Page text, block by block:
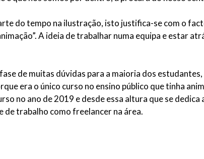
do tempo na ilustração, isto justifica-se com o
A ideia de trabalhar numa equipa e estar
de muitas dúvidas para a maioria dos estudantes,
era o único curso no ensino público que tinha
no ano de 2019 e desde essa altura que se dedica
trabalho como freelancer na área.